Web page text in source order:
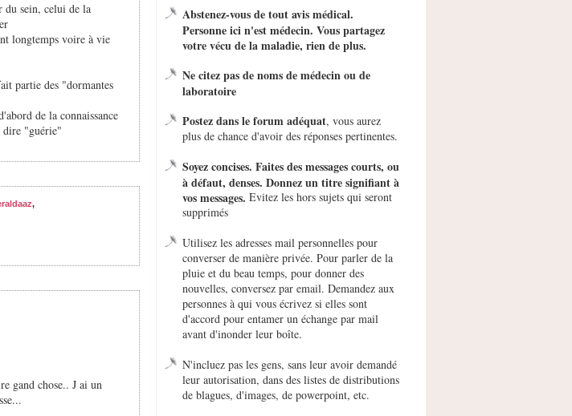
du sein, celui de la
longtemps voire à vie
partie des "dormantes
de la connaissance
dire "guérie"
,
gand chose.. J ai un
Abstenez-vous de tout avis médical.
Personne ici n'est médecin. Vous partagez
votre vécu de la maladie, rien de plus.
Ne citez pas de noms de médecin ou de
laboratoire
Postez dans le forum adéquat, vous aurez
plus de chance d'avoir des réponses pertinentes.
Soyez concises. Faites des messages courts, ou
à défaut, denses. Donnez un titre signifiant à
vos messages. Evitez les hors sujets qui seront
supprimés
Utilisez les adresses mail personnelles pour
converser de manière privée. Pour parler de la
pluie et du beau temps, pour donner des
nouvelles, conversez par email. Demandez aux
personnes à qui vous écrivez si elles sont
d'accord pour entamer un échange par mail
avant d'inonder leur boîte.
N'incluez pas les gens, sans leur avoir demandé
leur autorisation, dans des listes de distributions
de blagues, d'images, de powerpoint, etc.